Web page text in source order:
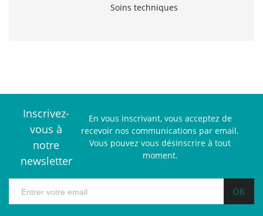
Soins techniques
Inscrivez-
vous à
notre
newsletter
En vous inscrivant, vous acceptez de
recevoir nos communications par email.
Vous pouvez vous désinscrire à tout
moment.